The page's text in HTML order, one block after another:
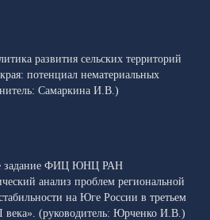
развития сельских территорий
потенциал нематериальных
Самаркина И.В.)
задание ФИЦ ЮНЦ РАН
анализ проблем региональной
на Юге России в третьем
века». (руководитель: Юрченко И.В.)